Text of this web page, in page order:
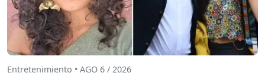
Entretenimiento • AGO 6 / 2026